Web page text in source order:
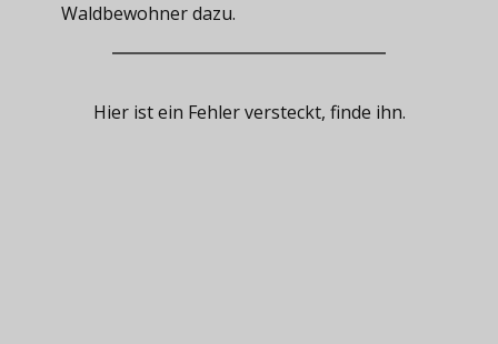
Waldbewohner dazu.
Hier ist ein Fehler versteckt, finde ihn.